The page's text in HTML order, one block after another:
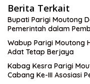
Berita Terkait
Bupati Parigi Moutong
Pemerintah dalam
Wabup Parigi Moutong
Adat Tetap Berjaya
Kabag Kesra Parigi
Cabang Ke-III Asosiasi